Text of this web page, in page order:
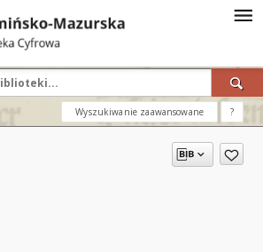
Wyszukiwanie zaawansowane ?